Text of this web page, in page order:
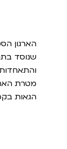
הארגון
שנוסד
מטרת
הגאות